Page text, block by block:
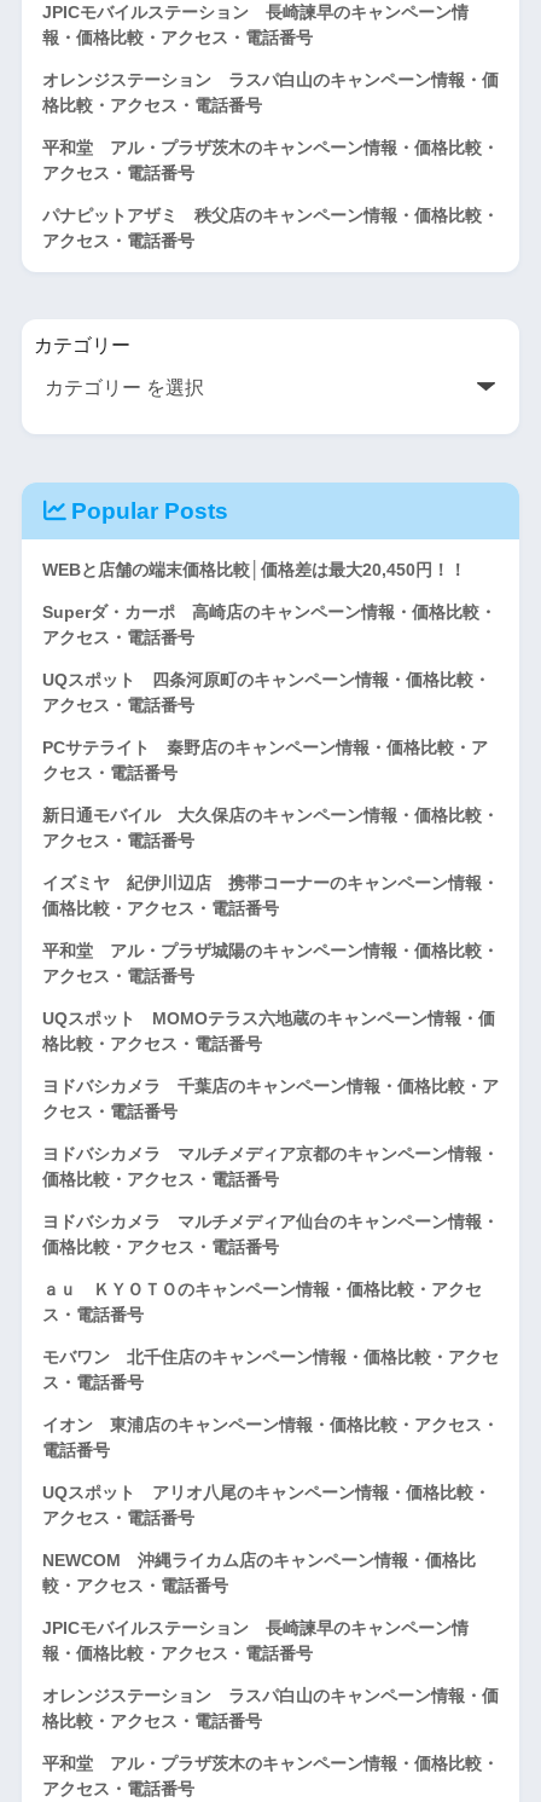
JPICモバイルステーション 長崎諫早のキャンペーン情
報・価格比較・アクセス・電話番号
オレンジステーション ラスパ白山のキャンペーン情報・価
格比較・アクセス・電話番号
平和堂 アル・プラザ茨木のキャンペーン情報・価格比較・
アクセス・電話番号
パナピットアザミ 秩父店のキャンペーン情報・価格比較・
アクセス・電話番号
カテゴリー
Popular Posts
WEBと店舗の端末価格比較│価格差は最大20,450円！！
Superダ・カーポ 高崎店のキャンペーン情報・価格比較・
アクセス・電話番号
UQスポット 四条河原町のキャンペーン情報・価格比較・
アクセス・電話番号
PCサテライト 秦野店のキャンペーン情報・価格比較・ア
クセス・電話番号
新日通モバイル 大久保店のキャンペーン情報・価格比較・
アクセス・電話番号
イズミヤ 紀伊川辺店 携帯コーナーのキャンペーン情報・
価格比較・アクセス・電話番号
平和堂 アル・プラザ城陽のキャンペーン情報・価格比較・
アクセス・電話番号
UQスポット MOMOテラス六地蔵のキャンペーン情報・価
格比較・アクセス・電話番号
ヨドバシカメラ 千葉店のキャンペーン情報・価格比較・ア
クセス・電話番号
ヨドバシカメラ マルチメディア京都のキャンペーン情報・
価格比較・アクセス・電話番号
ヨドバシカメラ マルチメディア仙台のキャンペーン情報・
価格比較・アクセス・電話番号
ａｕ ＫＹＯＴＯのキャンペーン情報・価格比較・アクセ
ス・電話番号
モバワン 北千住店のキャンペーン情報・価格比較・アクセ
ス・電話番号
イオン 東浦店のキャンペーン情報・価格比較・アクセス・
電話番号
UQスポット アリオ八尾のキャンペーン情報・価格比較・
アクセス・電話番号
NEWCOM 沖縄ライカム店のキャンペーン情報・価格比
較・アクセス・電話番号
JPICモバイルステーション 長崎諫早のキャンペーン情
報・価格比較・アクセス・電話番号
オレンジステーション ラスパ白山のキャンペーン情報・価
格比較・アクセス・電話番号
平和堂 アル・プラザ茨木のキャンペーン情報・価格比較・
アクセス・電話番号